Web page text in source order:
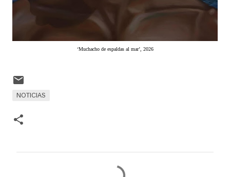
‘Muchacho de espaldas al mar’, 2026
NOTICIAS